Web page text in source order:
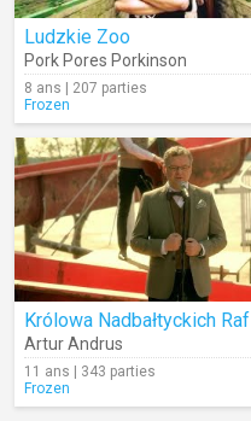
Ludzkie Zoo
Pork Pores Porkinson
8 ans | 207 parties
Frozen
Królowa Nadbałtyckich Raf
Artur Andrus
11 ans | 343 parties
Frozen